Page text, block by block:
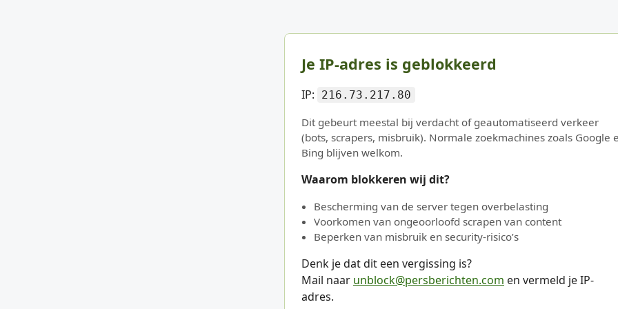
Je IP-adres is geblokkeerd
IP: 216.73.217.80
Dit gebeurt meestal bij verdacht of geautomatiseerd verkeer
(bots, scrapers, misbruik). Normale zoekmachines zoals Google
Bing blijven welkom.
Waarom blokkeren wij dit?
Bescherming van de server tegen overbelasting
Voorkomen van ongeoorloofd scrapen van content
Beperken van misbruik en security-risico’s
Denk je dat dit een vergissing is?
Mail naar unblock@persberichten.com en vermeld je IP-
adres.